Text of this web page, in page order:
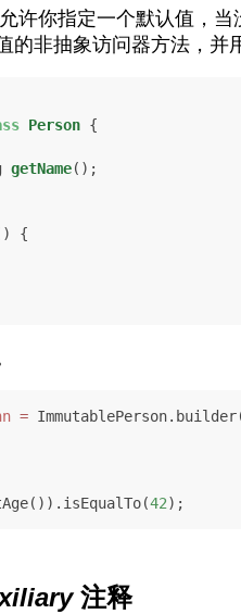
许你指定一个默认值，当
的非抽象访问器方法，并
Person {
getName() ;
{
=
42);
注释